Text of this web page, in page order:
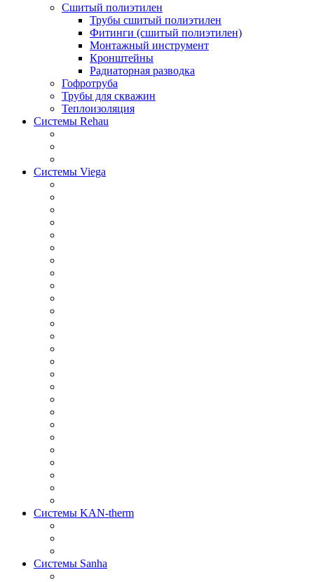
Сшитый полиэтилен
Трубы сшитый полиэтилен
Фитинги (сшитый полиэтилен)
Монтажный инструмент
Кронштейны
Радиаторная разводка
Гофротруба
Трубы для скважин
Теплоизоляция
Системы Rehau
Системы Viega
Системы KAN-therm
Системы Sanha